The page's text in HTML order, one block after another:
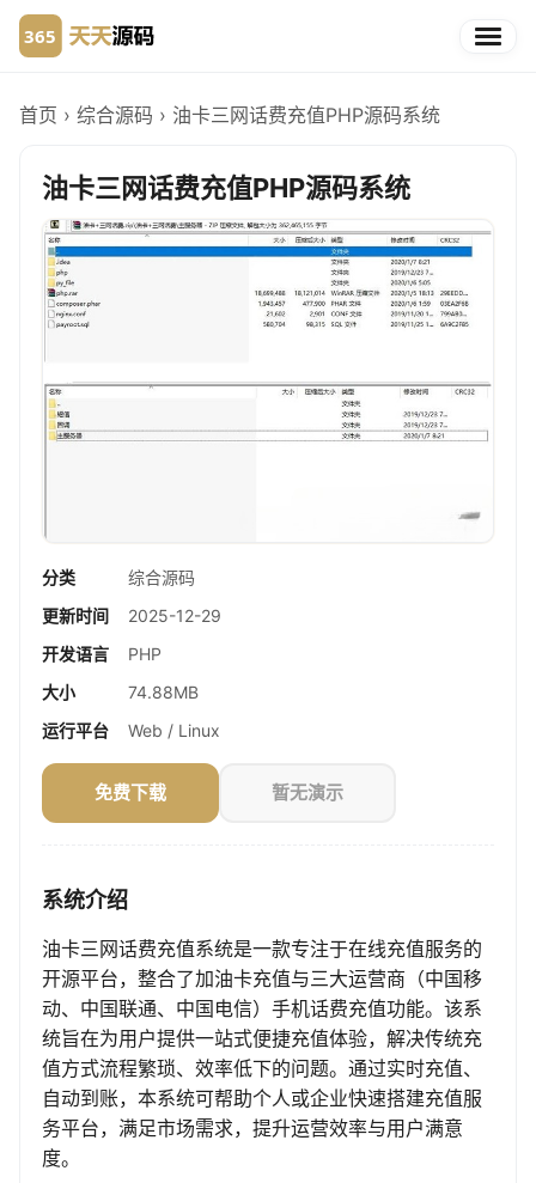
首页 › 综合源码 › 油卡三网话费充值PHP源码系统
油卡三网话费充值PHP源码系统
分类
综合源码
更新时间
2025-12-29
开发语言
PHP
大小
74.88MB
运行平台
Web / Linux
免费下载 暂无演示
系统介绍
油卡三网话费充值系统是一款专注于在线充值服务的
开源平台，整合了加油卡充值与三大运营商（中国移
动、中国联通、中国电信）手机话费充值功能。该系
统旨在为用户提供一站式便捷充值体验，解决传统充
值方式流程繁琐、效率低下的问题。通过实时充值、
自动到账，本系统可帮助个人或企业快速搭建充值服
务平台，满足市场需求，提升运营效率与用户满意
度。